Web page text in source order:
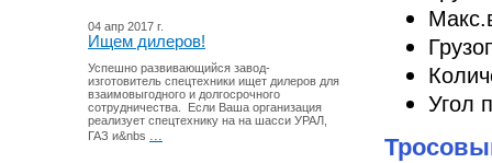
04 апр 2017 г.
Ищем дилеров!
Успешно развивающийся завод-
изготовитель спецтехники ищет дилеров для
взаимовыгодного и долгосрочного
сотрудничества. Если Ваша организация
реализует спецтехнику на на шасси УРАЛ,
ГАЗ и&nbs
Угол